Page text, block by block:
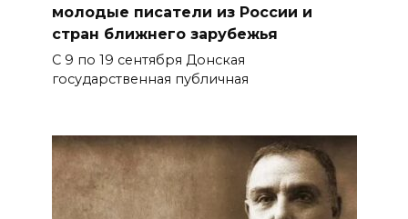
молодые писатели из России и
стран ближнего зарубежья
С 9 по 19 сентября Донская
государственная публичная